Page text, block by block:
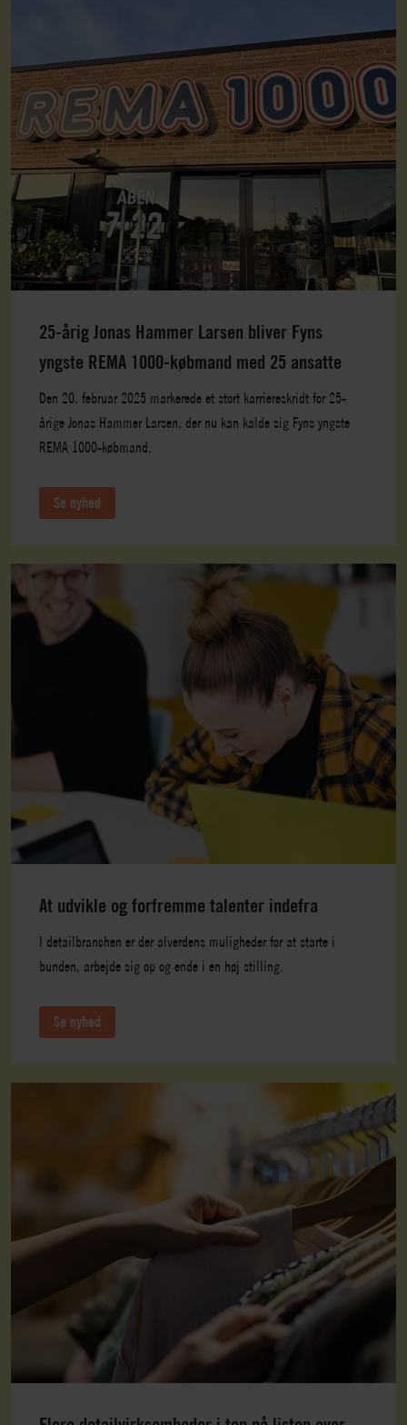
25-årig Jonas Hammer Larsen bliver Fyns
yngste REMA 1000-købmand med 25 ansatte
Den 20. februar 2025 markerede et stort karriereskridt for 25-
årige Jonas Hammer Larsen, der nu kan kalde sig Fyns yngste
REMA 1000-købmand.
Se nyhed
At udvikle og forfremme talenter indefra
I detailbranchen er der alverdens muligheder for at starte i
bunden, arbejde sig op og ende i en høj stilling.
Se nyhed